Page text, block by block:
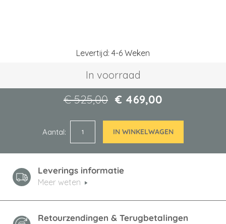
Levertijd: 4-6 Weken
In voorraad
€ 469,00
€ 525,00
Aantal IN WINKELWAGEN
Leverings informatie
Meer weten
Retourzendingen & Terugbetalingen